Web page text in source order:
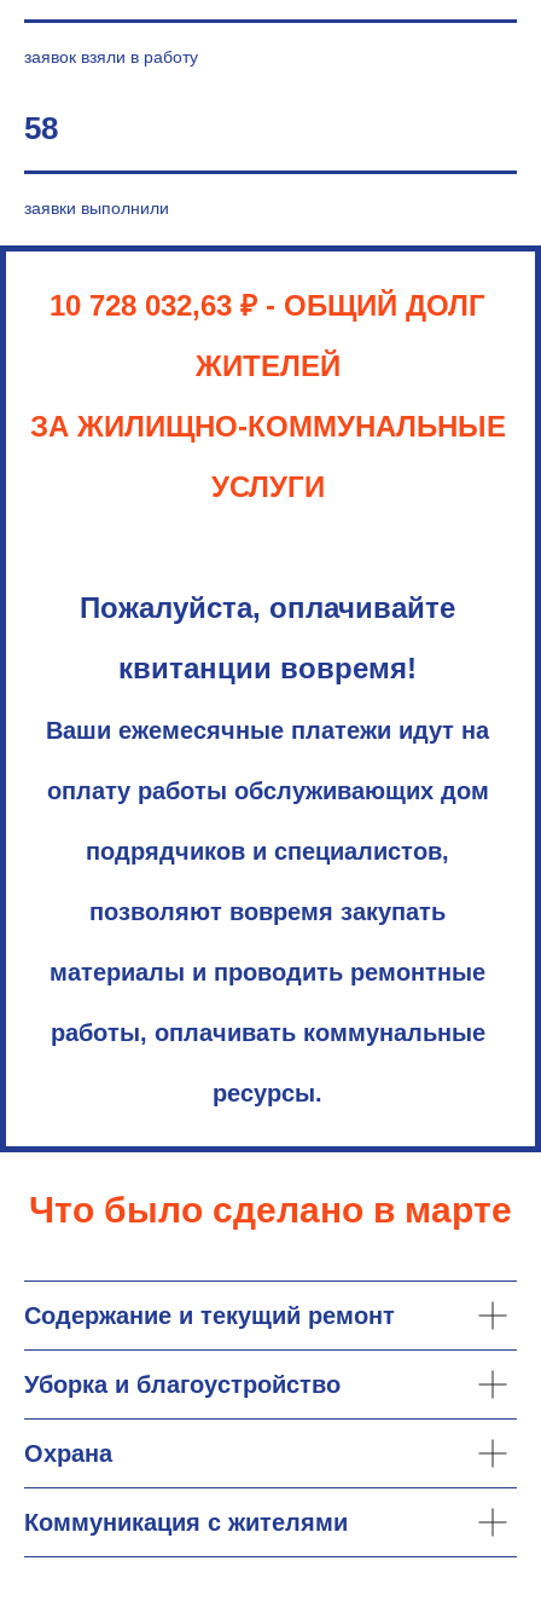
заявок взяли в работу
58
заявки выполнили
10 728 032,63 ₽ - ОБЩИЙ ДОЛГ
ЖИТЕЛЕЙ
ЗА ЖИЛИЩНО-КОММУНАЛЬНЫЕ
УСЛУГИ
Пожалуйста, оплачивайте
квитанции вовремя!
Ваши ежемесячные платежи идут на
оплату работы обслуживающих дом
подрядчиков и специалистов,
позволяют вовремя закупать
материалы и проводить ремонтные
работы, оплачивать коммунальные
ресурсы.
Что было сделано в марте
Содержание и текущий ремонт
Уборка и благоустройство
Охрана
Коммуникация с жителями